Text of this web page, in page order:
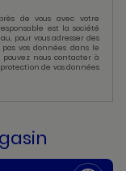
de vous avec votre
est la société
pour vous adresser des
vos données dans le
nous contacter à
de vos données